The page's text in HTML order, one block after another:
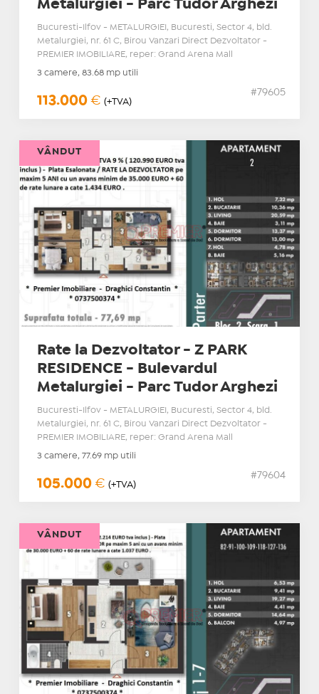
Metalurgiei - Parc Tudor Arghezi
Bucuresti-Ilfov - METALURGIEI, Bucuresti, Sector 4, bld.
Metalurgiei, nr. 61 C, Birou Vanzari Direct Dezvoltator -
PREMIER IMOBILIARE, reper: Grand Arena Mall
3 camere, 83.68 mp utili
113.000 € (+TVA)
#79605
Rate la Dezvoltator - Z PARK
RESIDENCE - Bulevardul
Metalurgiei - Parc Tudor Arghezi
Bucuresti-Ilfov - METALURGIEI, Bucuresti, Sector 4, bld.
Metalurgiei, nr. 61 C, Birou Vanzari Direct Dezvoltator -
PREMIER IMOBILIARE, reper: Grand Arena Mall
3 camere, 77.69 mp utili
105.000 € (+TVA)
#79604
VÂNDUT
VÂNDUT